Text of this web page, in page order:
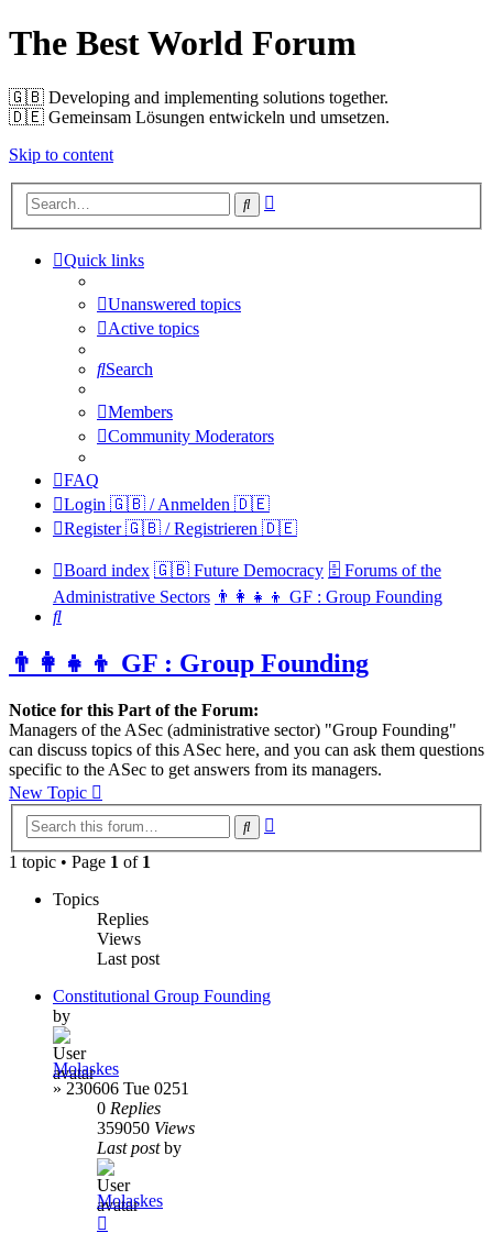
The Best World Forum
🇬🇧️ Developing and implementing solutions together.
🇩🇪️ Gemeinsam Lösungen entwickeln und umsetzen.
Skip to content
Search
Quick links
Unanswered topics
Active topics
Search
Members
Community Moderators
FAQ
Login 🇬🇧 / Anmelden 🇩🇪
Register 🇬🇧 / Registrieren 🇩🇪
Board index 🇬🇧 Future Democracy 🗄️ Forums of the
Administrative Sectors 👨‍👩‍👧‍👦 GF : Group Founding
Search
👨‍👩‍👧‍👦 GF : Group Founding
Notice for this Part of the Forum:
Managers of the ASec (administrative sector) "Group Founding"
can discuss topics of this ASec here, and you can ask them questions
specific to the ASec to get answers from its managers.
New Topic
Search
1 topic • Page 1 of 1
Topics
Replies
Views
Last post
Constitutional Group Founding
by
Molaskes
» 230606 Tue 0251
0 Replies
359050 Views
Last postby
Molaskes